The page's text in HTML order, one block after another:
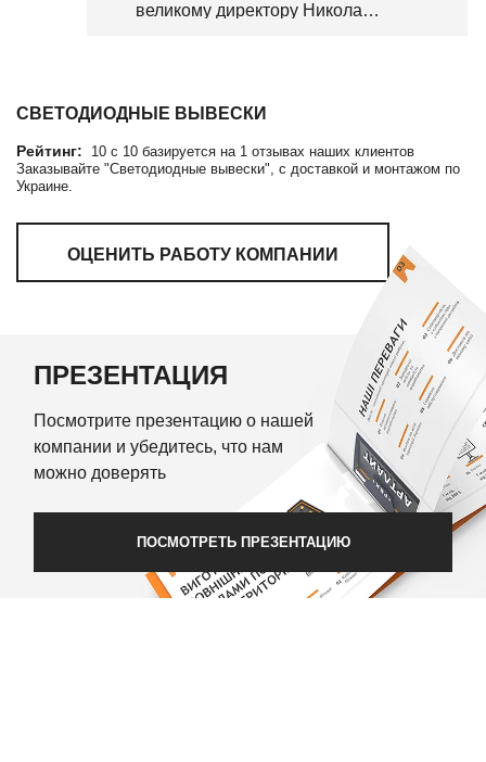
великому директору Николаю
СВЕТОДИОДНЫЕ ВЫВЕСКИ
Рейтинг: 10c10 базируется на1отзывах наших клиентов
Заказывайте "Светодиодные вывески", с доставкой и монтажом по
ОЦЕНИТЬ РАБОТУ КОМПАНИИ
ПРЕЗЕНТАЦИЯ
Посмотрите презентацию о нашей
компании и убедитесь, что нам
можно доверять